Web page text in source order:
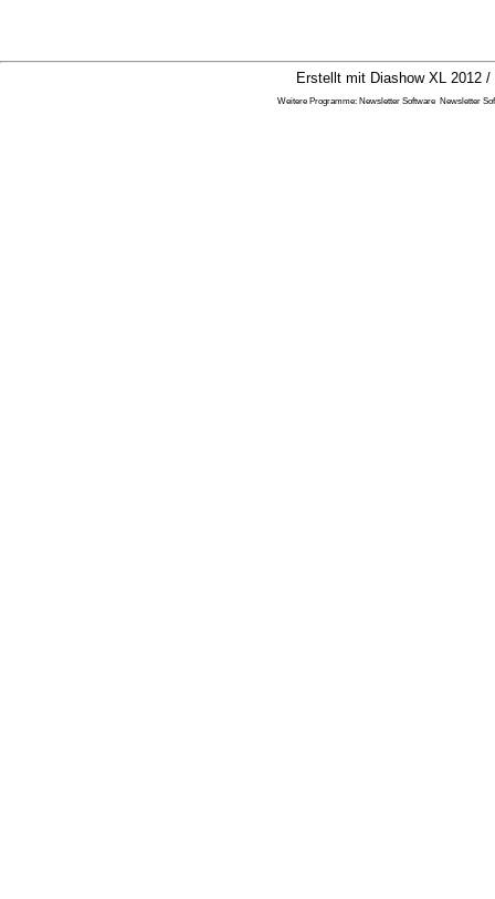
Erstellt mit Diashow XL 2012
Weitere Programme: Newsletter Software Newsletter